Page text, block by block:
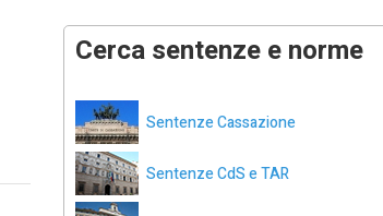
Cerca sentenze e norme
Sentenze Cassazione
Sentenze CdS e TAR